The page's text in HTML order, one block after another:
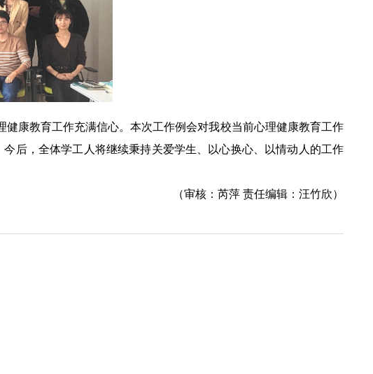
康教育工作充满信心。本次工作例会对我校当前心理健康教育工作
后，全体学工人将继续秉持关爱学生、以心换心、以情动人的工作
（审核：芮萍 责任编辑：汪竹欣）